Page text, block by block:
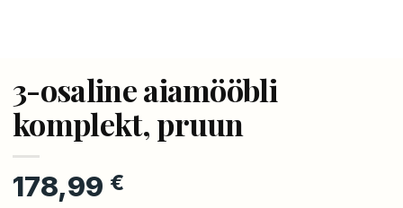
3-osaline aiamööbli
komplekt, pruun
178,99 €